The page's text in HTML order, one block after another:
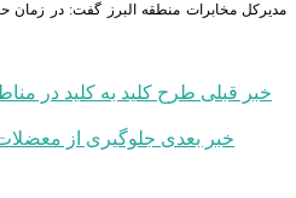
خبر قبلی طرح کلید به کلید در
خبر بعدی جلوگیری از